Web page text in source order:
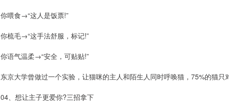
你喂食→“这人是饭票!”
你梳毛→“这手法舒服，标记!”
你语气温柔→“安全，可贴贴!”
东京大学曾做过一个实验，让猫咪的主人和陌生人同时呼唤猫，75%的猫
04、想让主子更爱你?三招拿下